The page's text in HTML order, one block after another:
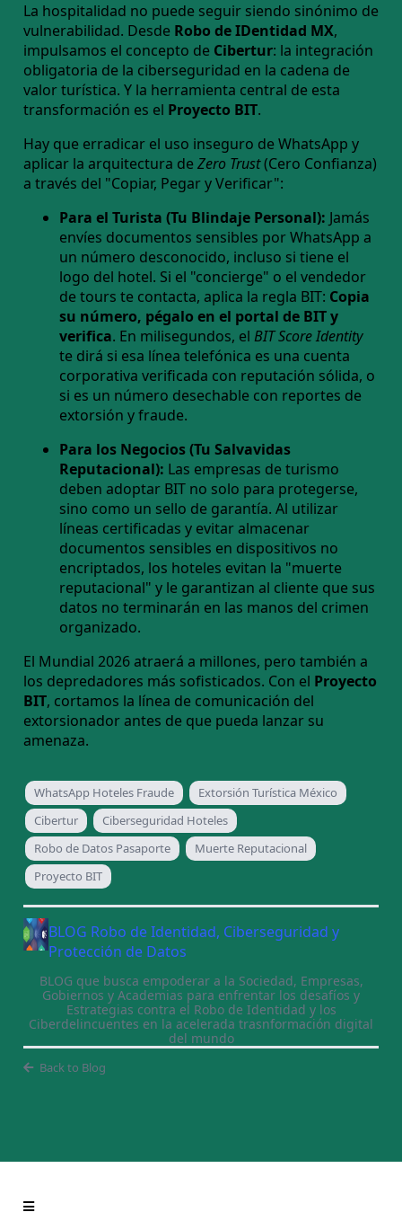
La hospitalidad no puede seguir siendo sinónimo de
vulnerabilidad. Desde Robo de IDentidad MX,
impulsamos el concepto de Cibertur: la integración
obligatoria de la ciberseguridad en la cadena de
valor turística. Y la herramienta central de esta
transformación es el Proyecto BIT.
Hay que erradicar el uso inseguro de WhatsApp y
aplicar la arquitectura de Zero Trust(Cero Confianza)
a través del "Copiar, Pegar y Verificar":
Para el Turista (Tu Blindaje Personal): Jamás
envíes documentos sensibles por WhatsApp a
un número desconocido, incluso si tiene el
logo del hotel. Si el "concierge" o el vendedor
de tours te contacta, aplica la regla BIT: Copia
su número, pégalo en el portal de BIT y
verifica. En milisegundos, el BIT Score Identity
te dirá si esa línea telefónica es una cuenta
corporativa verificada con reputación sólida, o
si es un número desechable con reportes de
extorsión y fraude.
Para los Negocios (Tu Salvavidas
Reputacional): Las empresas de turismo
deben adoptar BIT no solo para protegerse,
sino como un sello de garantía. Al utilizar
líneas certificadas y evitar almacenar
documentos sensibles en dispositivos no
encriptados, los hoteles evitan la "muerte
reputacional" y le garantizan al cliente que sus
datos no terminarán en las manos del crimen
organizado.
El Mundial 2026 atraerá a millones, pero también a
los depredadores más sofisticados. Con el Proyecto
BIT, cortamos la línea de comunicación del
extorsionador antes de que pueda lanzar su
amenaza.
WhatsApp Hoteles Fraude
Extorsión Turística México
Cibertur
Ciberseguridad Hoteles
Robo de Datos Pasaporte
Muerte Reputacional
Proyecto BIT
BLOG Robo de Identidad, Ciberseguridad y
Protección de Datos
BLOG que busca empoderar a la Sociedad, Empresas,
Gobiernos y Academias para enfrentar los desafíos y
Estrategias contra el Robo de Identidad y los
Ciberdelincuentes en la acelerada trasnformación digital
del mundo
Back to Blog